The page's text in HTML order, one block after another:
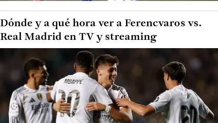
Dónde y a qué hora ver a Ferencvaros vs.
Real Madrid en TV y streaming